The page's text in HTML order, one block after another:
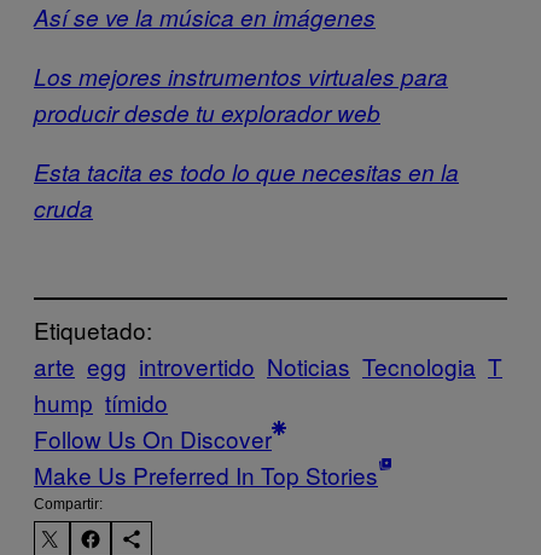
Así se ve la música en imágenes
Los mejores instrumentos virtuales para
producir desde tu explorador web
Esta tacita es todo lo que necesitas en la
cruda
Etiquetado:
arte egg introvertido Noticias Tecnologia T
hump tímido
Follow Us On Discover
Make Us Preferred In Top Stories
Compartir: